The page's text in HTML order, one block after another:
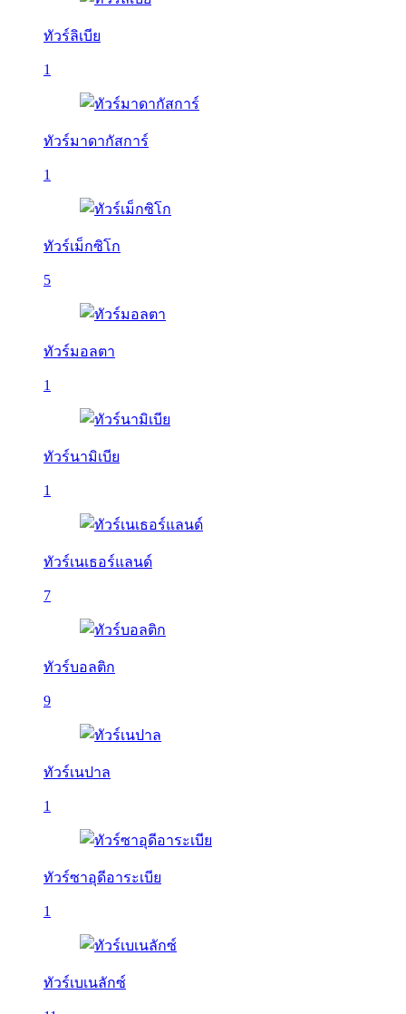
ทัวร์ลิเบีย
1
ทัวร์มาดากัสการ์
1
ทัวร์เม็กซิโก
5
ทัวร์มอลตา
1
ทัวร์นามิเบีย
1
ทัวร์เนเธอร์แลนด์
7
ทัวร์บอลติก
9
ทัวร์เนปาล
1
ทัวร์ซาอุดีอาระเบีย
1
ทัวร์เบเนลักซ์